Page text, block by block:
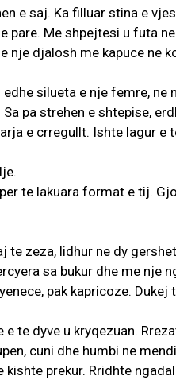
e saj. Ka filluar stina e
pare. Me shpejtesi u futa
nje djalosh me kapuce ne
edhe silueta e nje femre,
pa strehen e shtepise,
e crregullt. Ishte lagur e
te lakuara format e tij.
te zeza, lidhur ne dy
sa bukur dhe me nje
pak kapricoze.
e te dyve u kryqezuan.
cuni dhe humbi ne
kishte prekur. Rridhte